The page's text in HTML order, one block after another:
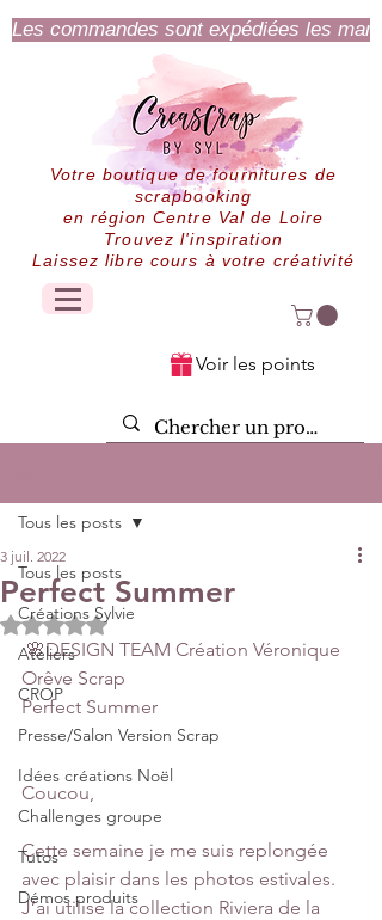
Les commandes sont expédiées les
Votre boutique de fournitures de
scrapbooking
en région Centre Val de Loire
Trouvez l'inspiration
Laissez libre cours à votre créativité
Voir les points
Tous les posts
Créations Sylvie
Ateliers
CROP
Presse/Salon Version Scrap
Idées créations Noël
Challenges groupe
Tutos
Démos produits
Tous les posts
Perfect Summer
3 juil. 2022
Noté NaN étoiles sur 5.
🌸DESIGN TEAM Création Véronique
Orêve Scrap
Perfect Summer
Coucou,
Cette semaine je me suis replongée
avec plaisir dans les photos estivales.
J’ai utilisé la collection Riviera de la